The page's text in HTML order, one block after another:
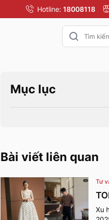
Hotline: 18008118
Mục lục
Bài viết liên quan
Tư
Xu